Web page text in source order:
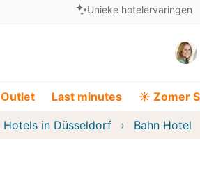
Unieke hotelervaringen
Outlet Last minutes ☀️ Zomer
Hotels in Düsseldorf Bahn Hotel